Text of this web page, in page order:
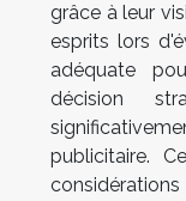
grâce à leur
esprits lors
adéquate
décision
publicitaire.